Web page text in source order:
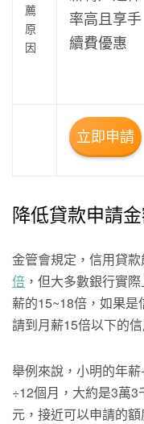
薦
原
因
率高且享手
續費優惠
立即申請
降低貸款申請
金管會規定，信用貸
倍 ，但大多數銀行實
薪的15~18倍，如果
請到月薪15倍以下的
舉例來說，小明的年
÷12個月，大約是3萬
元，接近可以申請的